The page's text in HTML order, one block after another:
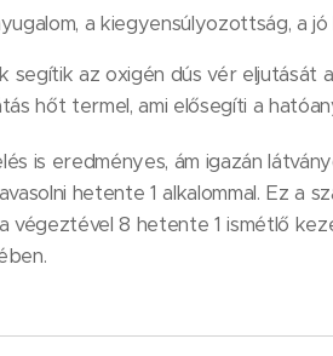
a kiegyensúlyozottság, a
segítik az oxigén dús vér eljutását
hőt termel, ami elősegíti a
is eredményes, ám igazán
hetente 1 alkalommal. Ez a
végeztével 8 hetente 1 ismétlő